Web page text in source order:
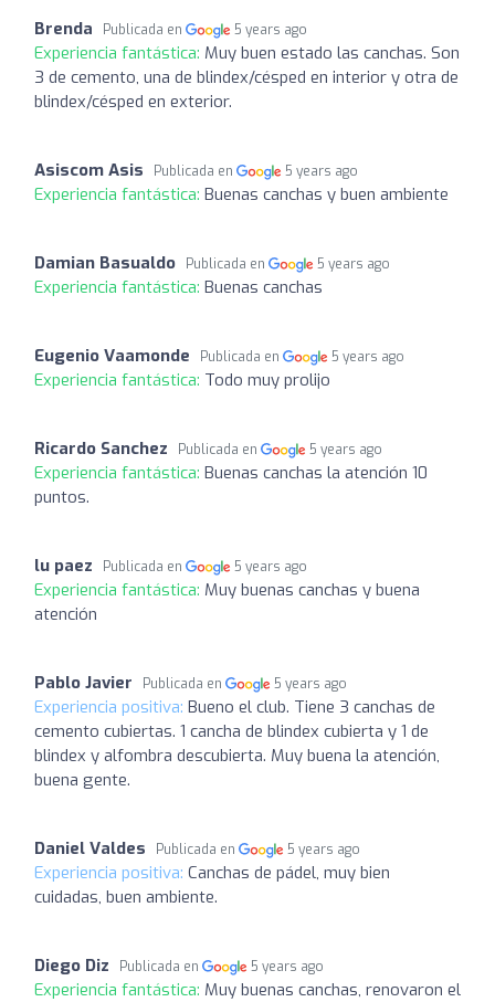
Brenda Publicada en 5 years ago
Experiencia fantástica: Muy buen estado las canchas. Son
3 de cemento, una de blindex/césped en interior y otra de
blindex/césped en exterior.
Asiscom Asis Publicada en 5 years ago
Experiencia fantástica: Buenas canchas y buen ambiente
Damian Basualdo Publicada en 5 years ago
Experiencia fantástica: Buenas canchas
Eugenio Vaamonde Publicada en 5 years ago
Experiencia fantástica: Todo muy prolijo
Ricardo Sanchez Publicada en 5 years ago
Experiencia fantástica: Buenas canchas la atención 10
puntos.
lu paez Publicada en 5 years ago
Experiencia fantástica: Muy buenas canchas y buena
atención
Pablo Javier Publicada en 5 years ago
Experiencia positiva: Bueno el club. Tiene 3 canchas de
cemento cubiertas. 1 cancha de blindex cubierta y 1 de
blindex y alfombra descubierta. Muy buena la atención,
buena gente.
Daniel Valdes Publicada en 5 years ago
Experiencia positiva: Canchas de pádel, muy bien
cuidadas, buen ambiente.
Diego Diz Publicada en 5 years ago
Experiencia fantástica: Muy buenas canchas, renovaron el